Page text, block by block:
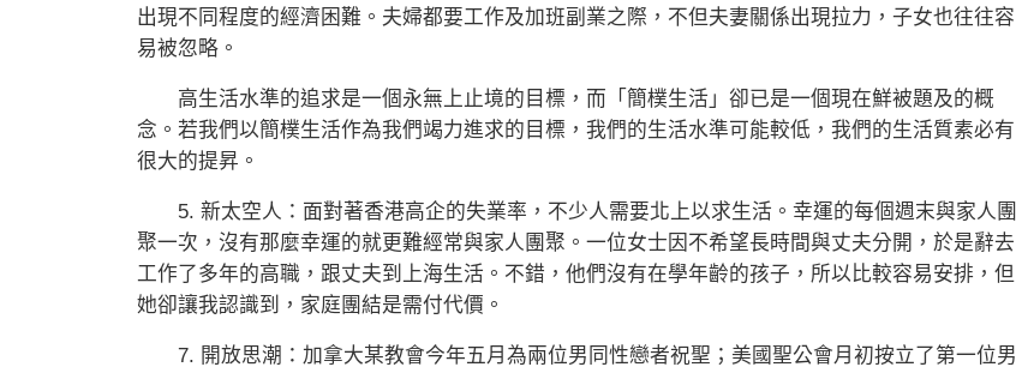
出現不同程度的經濟困難。夫婦都要工作及加班副業之際，不但夫妻關係出現拉力，子女也往往容
易被忽略。
高生活水準的追求是一個永無上止境的目標，而「簡樸生活」卻已是一個現在鮮被題及的概
念。若我們以簡樸生活作為我們竭力進求的目標，我們的生活水準可能較低，我們的生活質素必有
很大的提昇。
5. 新太空人：面對著香港高企的失業率，不少人需要北上以求生活。幸運的每個週末與家人團
聚一次，沒有那麼幸運的就更難經常與家人團聚。一位女士因不希望長時間與丈夫分開，於是辭去
工作了多年的高職，跟丈夫到上海生活。不錯，他們沒有在學年齡的孩子，所以比較容易安排，但
她卻讓我認識到，家庭團結是需付代價。
7. 開放思潮：加拿大某教會今年五月為兩位男同性戀者祝聖；美國聖公會月初按立了第一位男